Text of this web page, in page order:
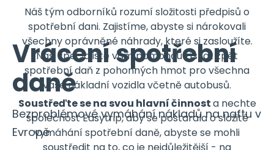
Vrácení spotřební
daně
Bezproblémové vymáhání nákladů na naftu v
Evropě
Náš tým odborníků rozumí složitosti předpisů o
spotřební dani. Zajistíme, abyste si nárokovali
všechny oprávněné náhrady, které si zasloužíte.
Naši specialisté vám pomohou získat zpět
spotřební daň z pohonných hmot pro všechna
vaše nákladní vozidla včetně autobusů.
Soustřeďte se na svou hlavní činnosta nechte
společnost Easytrip, aby se postarala o složité
vymáhání spotřební daně, abyste se mohli